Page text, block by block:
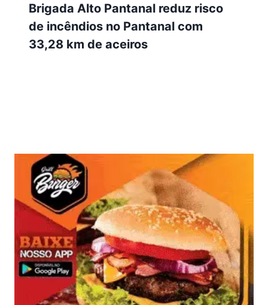
Brigada Alto Pantanal reduz risco
de incêndios no Pantanal com
33,28 km de aceiros